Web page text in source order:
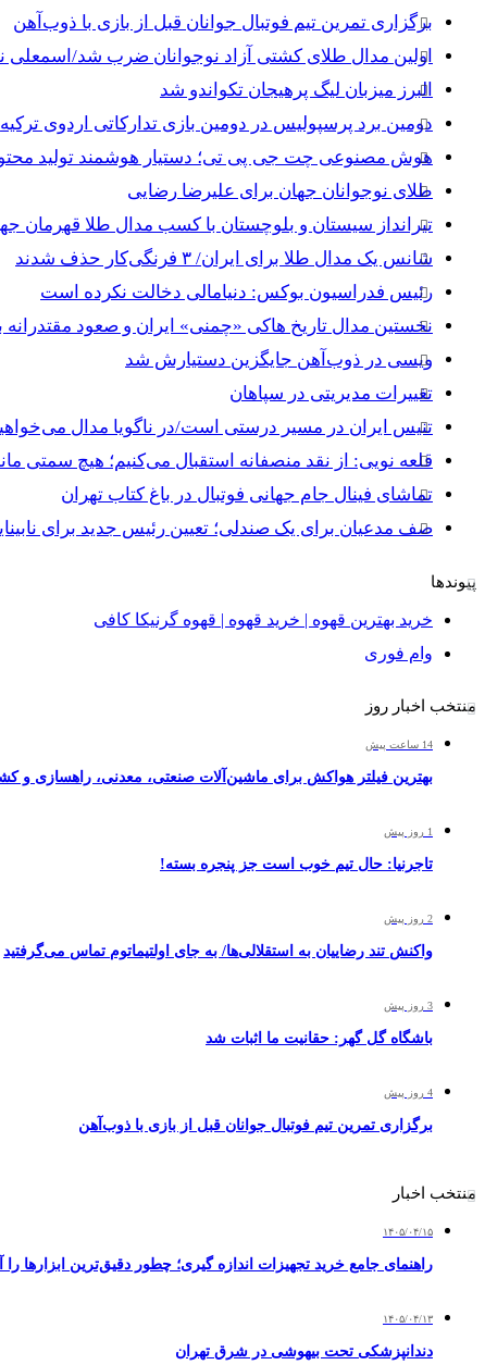
برگزاری تمرین تیم فوتبال جوانان قبل از بازی با ذوب‌آهن
اولین مدال طلای کشتی آزاد نوجوانان ضرب شد/اسمعلی
البرز میزبان لیگ پرهیجان تکواندو شد
دومین برد پرسپولیس در دومین بازی تدارکاتی اردوی ترکیه
هوش مصنوعی چت جی پی تی؛ دستیار هوشمند تولید
طلای نوجوانان جهان برای علیرضا رضایی
تیرانداز سیستان و بلوچستان با کسب مدال طلا قهرمان
شانس یک مدال طلا برای ایران/ ۳ فرنگی‌کار حذف شدند
رئیس فدراسیون بوکس: دنیامالی دخالت نکرده است
نخستین مدال تاریخ هاکی «چمنی» ایران و صعود مقتدرانه
ویسی در ذوب‌آهن جایگزین دستیارش شد
تغییرات مدیریتی در سپاهان
تنیس ایران در مسیر درستی است/در ناگویا مدال
قلعه نویی: از نقد منصفانه استقبال می‌کنیم؛ هیچ سمتی
تماشای فینال جام جهانی فوتبال در باغ کتاب تهران
صف مدعیان برای یک صندلی؛ تعیین رئیس جدید برای نابینایان بعد
پیوندها
خرید بهترین قهوه | خرید قهوه | قهوه گرنیکا کافی
وام فوری
منتخب اخبار روز
14 ساعت پیش
بهترین فیلتر هواکش برای ماشین‌آلات صنعتی، معدنی، راهسازی و
1 روز پیش
تاجرنیا: حال تیم خوب است جز پنجره بسته!
2 روز پیش
واکنش تند رضاییان به استقلالی‌ها/ به جای اولتیماتوم تماس می‌گرفتید
3 روز پیش
باشگاه گل گهر: حقانیت ما اثبات شد
4 روز پیش
برگزاری تمرین تیم فوتبال جوانان قبل از بازی با ذوب‌آهن
منتخب اخبار
۱۴۰۵/۰۴/۱۵
راهنمای جامع خرید تجهیزات اندازه گیری؛ چطور دقیق‌ترین ابزارها را
۱۴۰۵/۰۴/۱۳
دندانپزشکی تحت بیهوشی در شرق تهران